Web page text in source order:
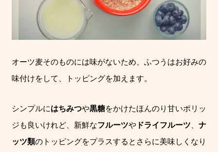
オーツ麦そのものには味がないため、ふつうはお好みの
味付けをして、トッピングを加えます。
シンプルにはちみつや黒糖をかけたほんのり甘いポリッ
ジも良いけれど、新鮮なフルーツや ドライフルーツ
ナ
ッツ類のトッピングをプラスするとさらに美味しくなり